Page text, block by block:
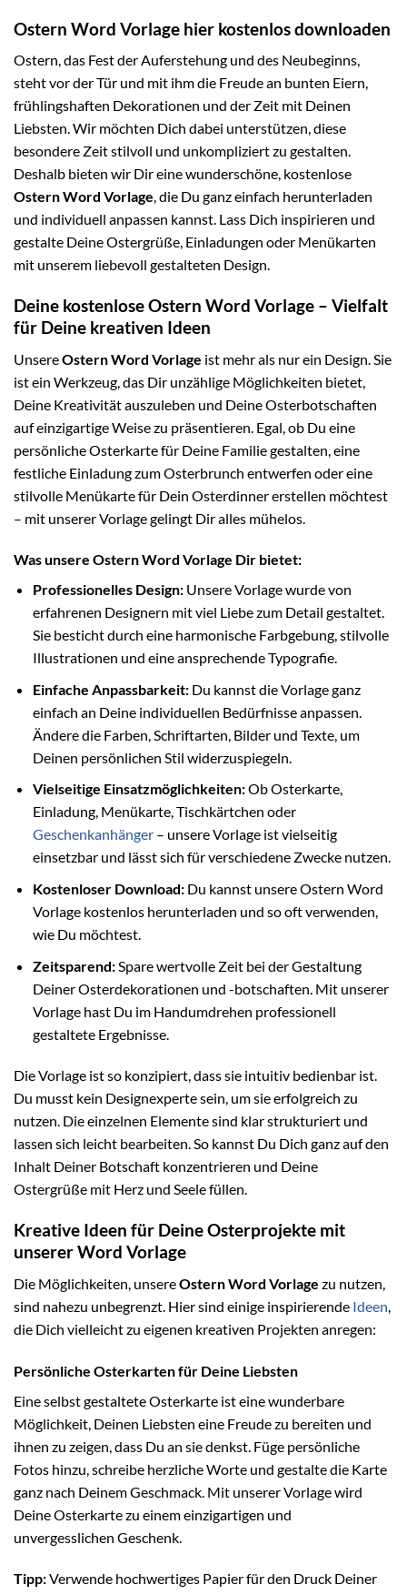
Ostern Word Vorlage hier kostenlos downloaden
Ostern, das Fest der Auferstehung und des Neubeginns,
steht vor der Tür und mit ihm die Freude an bunten Eiern,
frühlingshaften Dekorationen und der Zeit mit Deinen
Liebsten. Wir möchten Dich dabei unterstützen, diese
besondere Zeit stilvoll und unkompliziert zu gestalten.
Deshalb bieten wir Dir eine wunderschöne, kostenlose
Ostern Word Vorlage, die Du ganz einfach herunterladen
und individuell anpassen kannst. Lass Dich inspirieren und
gestalte Deine Ostergrüße, Einladungen oder Menükarten
mit unserem liebevoll gestalteten Design.
Deine kostenlose Ostern Word Vorlage – Vielfalt
für Deine kreativen Ideen
UnsereOstern Word Vorlage ist mehr als nur ein Design. Sie
ist ein Werkzeug, das Dir unzählige Möglichkeiten bietet,
Deine Kreativität auszuleben und Deine Osterbotschaften
auf einzigartige Weise zu präsentieren. Egal, ob Du eine
persönliche Osterkarte für Deine Familie gestalten, eine
festliche Einladung zum Osterbrunch entwerfen oder eine
stilvolle Menükarte für Dein Osterdinner erstellen möchtest
– mit unserer Vorlage gelingt Dir alles mühelos.
Was unsere Ostern Word Vorlage Dir bietet:
Professionelles Design:Unsere Vorlage wurde von
erfahrenen Designern mit viel Liebe zum Detail gestaltet.
Sie besticht durch eine harmonische Farbgebung, stilvolle
Illustrationen und eine ansprechende Typografie.
Einfache Anpassbarkeit:Du kannst die Vorlage ganz
einfach an Deine individuellen Bedürfnisse anpassen.
Ändere die Farben, Schriftarten, Bilder und Texte, um
Deinen persönlichen Stil widerzuspiegeln.
Vielseitige Einsatzmöglichkeiten:Ob Osterkarte,
Einladung, Menükarte, Tischkärtchen oder
Geschenkanhänger– unsere Vorlage ist vielseitig
einsetzbar und lässt sich für verschiedene Zwecke nutzen.
Kostenloser Download:Du kannst unsere Ostern Word
Vorlage kostenlos herunterladen und so oft verwenden,
wie Du möchtest.
Zeitsparend:Spare wertvolle Zeit bei der Gestaltung
Deiner Osterdekorationen und -botschaften. Mit unserer
Vorlage hast Du im Handumdrehen professionell
gestaltete Ergebnisse.
Die Vorlage ist so konzipiert, dass sie intuitiv bedienbar ist.
Du musst kein Designexperte sein, um sie erfolgreich zu
nutzen. Die einzelnen Elemente sind klar strukturiert und
lassen sich leicht bearbeiten. So kannst Du Dich ganz auf den
Inhalt Deiner Botschaft konzentrieren und Deine
Ostergrüße mit Herz und Seele füllen.
Kreative Ideen für Deine Osterprojekte mit
unserer Word Vorlage
Die Möglichkeiten, unsereOstern Word Vorlage zu nutzen,
sind nahezu unbegrenzt. Hier sind einige inspirierende Ideen,
die Dich vielleicht zu eigenen kreativen Projekten anregen:
Persönliche Osterkarten für Deine Liebsten
Eine selbst gestaltete Osterkarte ist eine wunderbare
Möglichkeit, Deinen Liebsten eine Freude zu bereiten und
ihnen zu zeigen, dass Du an sie denkst. Füge persönliche
Fotos hinzu, schreibe herzliche Worte und gestalte die Karte
ganz nach Deinem Geschmack. Mit unserer Vorlage wird
Deine Osterkarte zu einem einzigartigen und
unvergesslichen Geschenk.
Tipp:Verwende hochwertiges Papier für den Druck Deiner